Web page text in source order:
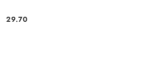
Cena:
29.70